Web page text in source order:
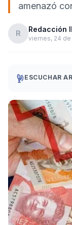
amenazó
R Redacción
viernes, 24
ESCUCHAR